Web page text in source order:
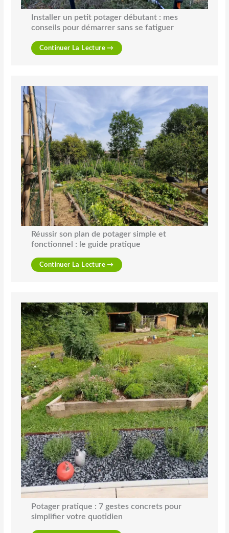
Installer un petit potager débutant : mes
conseils pour démarrer sans se fatiguer
Continuer La Lecture →
Réussir son plan de potager simple et
fonctionnel : le guide pratique
Continuer La Lecture →
Potager pratique : 7 gestes concrets pour
simplifier votre quotidien